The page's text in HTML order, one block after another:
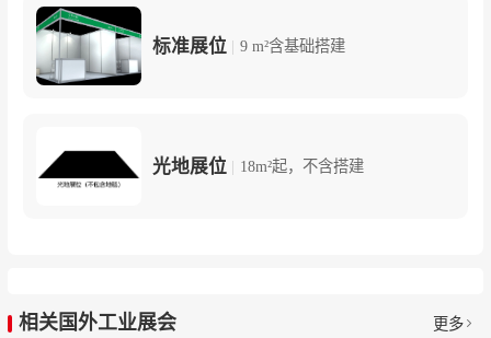
标准展位 | 9 m²含基础搭建
光地展位 | 18m²起，不含搭建
相关国外工业展会 更多